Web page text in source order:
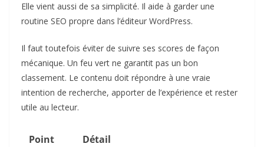
Elle vient aussi de sa simplicité. Il aide à garder une
routine SEO propre dans l’éditeur WordPress.
Il faut toutefois éviter de suivre ses scores de façon
mécanique. Un feu vert ne garantit pas un bon
classement. Le contenu doit répondre à une vraie
intention de recherche, apporter de l’expérience et rester
utile au lecteur.
Point
Détail